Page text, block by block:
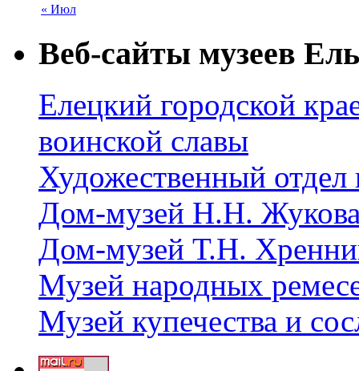
« Июл
Веб-сайты музеев
Елецкий городской
воинской славы
Художественный отдел
Дом-музей Н.Н.
Дом-музей Т.Н.
Музей народных
Музей купечества и